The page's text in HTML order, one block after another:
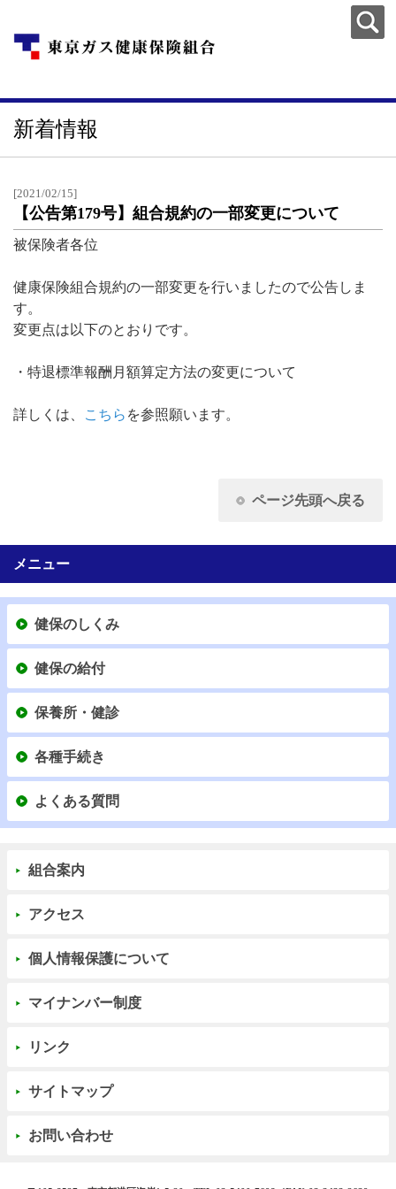
新着情報
[2021/02/15]
【公告第179号】組合規約の一部変更について
被保険者各位
健康保険組合規約の一部変更を行いましたので公告しま
す。
変更点は以下のとおりです。
・特退標準報酬月額算定方法の変更について
詳しくは、 こちら を参照願います。
ページ先頭へ戻る
メニュー
健保のしくみ
健保の給付
保養所・健診
各種手続き
よくある質問
組合案内
アクセス
個人情報保護について
マイナンバー制度
リンク
サイトマップ
お問い合わせ